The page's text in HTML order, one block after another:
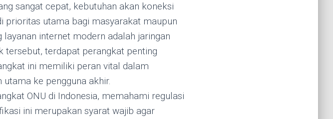
sangat cepat, kebutuhan akan koneksi
prioritas utama bagi masyarakat maupun
internet modern adalah jaringan
terdapat perangkat penting
ini memiliki peran vital dalam
ke pengguna akhir.
ONU di Indonesia, memahami regulasi
ini merupakan syarat wajib agar